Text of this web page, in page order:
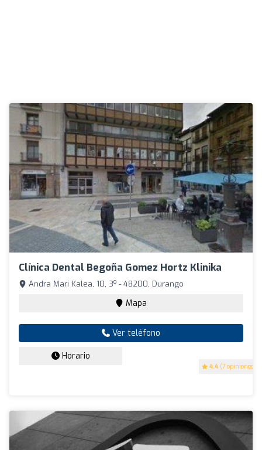
Clínica Dental Begoña Gomez Hortz Klinika
4.4 (7 opiniones)
Andra Mari Kalea, 10, 3º - 48200, Durango
Mapa
Ver teléfono
Horario